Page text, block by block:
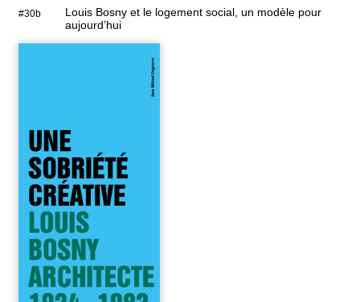
#30b
Louis Bosny et le logement social, un modèle pour
aujourd’hui